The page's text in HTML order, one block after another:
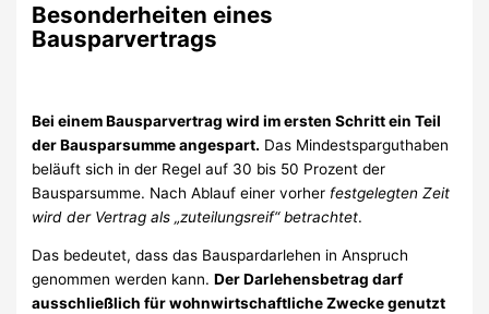
Besonderheiten eines
Bausparvertrags
Bei einem Bausparvertrag wird im ersten Schritt ein Teil
der Bausparsumme angespart. Das Mindestsparguthaben
beläuft sich in der Regel auf 30 bis 50 Prozent der
Bausparsumme. Nach Ablauf einer vorher festgelegten Zeit
wird der Vertrag als „zuteilungsreif“ betrachtet.
Das bedeutet, dass das Bauspardarlehen in Anspruch
genommen werden kann.Der Darlehensbetrag darf
ausschließlich für wohnwirtschaftliche Zwecke genutzt